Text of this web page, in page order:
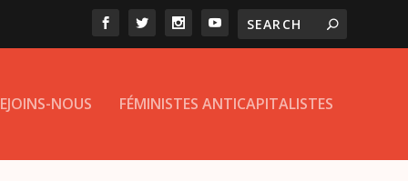
NOUS FÉMINISTES ANTICAPITALISTES